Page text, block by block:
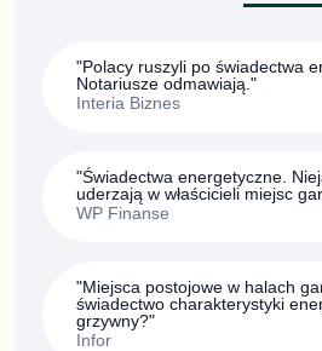
"Polacy ruszyli po świadectwa
Notariusze odmawiają."
Interia Biznes
"Świadectwa energetyczne.
uderzają w właścicieli miejsc
WP Finanse
"Miejsca postojowe w halach
świadectwo charakterystyki
grzywny?"
Infor